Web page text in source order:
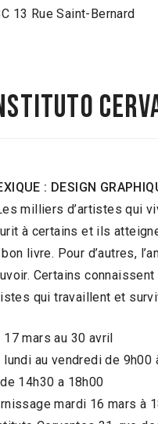
13 Rue Saint-Bernard
: DESIGN
milliers d’artistes qui
à certains et ils
bon livre. Pour d’autres,
Certains
qui travaillent et
17 mars au 30 avril
lundi au vendredi de 9h00
14h30 a 18h00
mardi 16 mars à